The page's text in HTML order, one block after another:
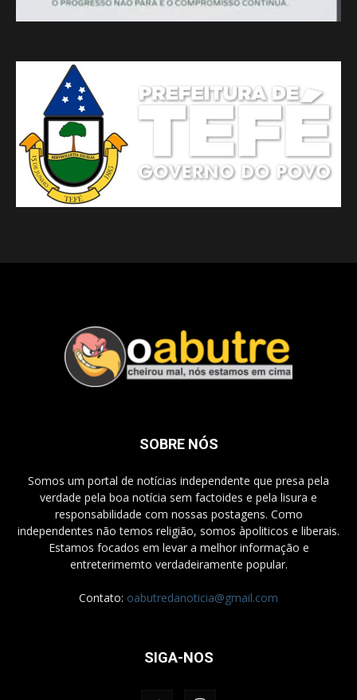
SOBRE NÓS
Somos um portal de notícias independente que presa pela
verdade pela boa notícia sem factoides e pela lisura e
responsabilidade com nossas postagens. Como
independentes não temos religião, somos àpoliticos e liberais.
Estamos focados em levar a melhor informação e
entreterimemto verdadeiramente popular.
Contato: oabutredanoticia@gmail.com
SIGA-NOS